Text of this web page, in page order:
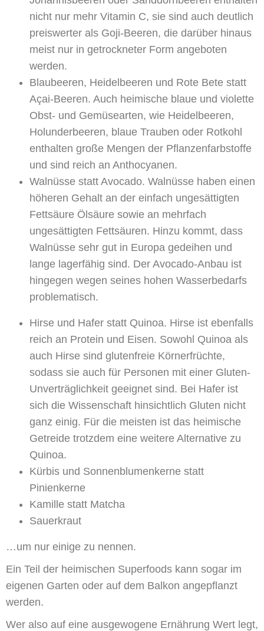
nicht nur mehr Vitamin C, sie sind auch deutlich
preiswerter als Goji-Beeren, die darüber hinaus
meist nur in getrockneter Form angeboten
werden.
Blaubeeren, Heidelbeeren und Rote Bete statt
Açai-Beeren. Auch heimische blaue und violette
Obst- und Gemüsearten, wie Heidelbeeren,
Holunderbeeren, blaue Trauben oder Rotkohl
enthalten große Mengen der Pflanzenfarbstoffe
und sind reich an Anthocyanen.
Walnüsse statt Avocado. Walnüsse haben einen
höheren Gehalt an der einfach ungesättigten
Fettsäure Ölsäure sowie an mehrfach
ungesättigten Fettsäuren. Hinzu kommt, dass
Walnüsse sehr gut in Europa gedeihen und
lange lagerfähig sind. Der Avocado-Anbau ist
hingegen wegen seines hohen Wasserbedarfs
problematisch.
Hirse und Hafer statt Quinoa. Hirse ist ebenfalls
reich an Protein und Eisen. Sowohl Quinoa als
auch Hirse sind glutenfreie Körnerfrüchte,
sodass sie auch für Personen mit einer Gluten-
Unverträglichkeit geeignet sind. Bei Hafer ist
sich die Wissenschaft hinsichtlich Gluten nicht
ganz einig. Für die meisten ist das heimische
Getreide trotzdem eine weitere Alternative zu
Quinoa.
Kürbis und Sonnenblumenkerne statt
Pinienkerne
Kamille statt Matcha
Sauerkraut
…um nur einige zu nennen.
Ein Teil der heimischen Superfoods kann sogar im
eigenen Garten oder auf dem Balkon angepflanzt
werden.
Wer also auf eine ausgewogene Ernährung Wert legt,